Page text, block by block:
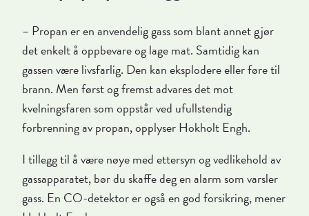
– Propan er en anvendelig gass som blant annet gjør
det enkelt å oppbevare og lage mat. Samtidig kan
gassen være livsfarlig. Den kan eksplodere eller føre til
brann. Men først og fremst advares det mot
kvelningsfaren som oppstår ved ufullstendig
forbrenning av propan, opplyser Hokholt Engh.
I tillegg til å være nøye med ettersyn og vedlikehold av
gassapparatet, bør du skaffe deg en alarm som varsler
gass. En CO-detektor er også en god forsikring, mener